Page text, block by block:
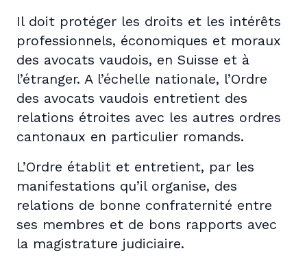
Il doit protéger les droits et les intérêts
professionnels, économiques et moraux
des avocats vaudois, en Suisse et à
l’étranger. A l’échelle nationale, l’Ordre
des avocats vaudois entretient des
relations étroites avec les autres ordres
cantonaux en particulier romands.
L’Ordre établit et entretient, par les
manifestations qu’il organise, des
relations de bonne confraternité entre
ses membres et de bons rapports avec
la magistrature judiciaire.